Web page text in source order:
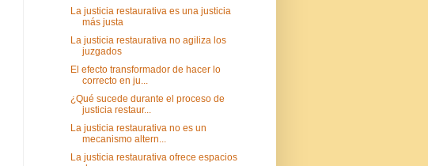
La justicia restaurativa es una justicia
más justa
La justicia restaurativa no agiliza los
juzgados
El efecto transformador de hacer lo
correcto en ju...
¿Qué sucede durante el proceso de
justicia restaur...
La justicia restaurativa no es un
mecanismo altern...
La justicia restaurativa ofrece espacios